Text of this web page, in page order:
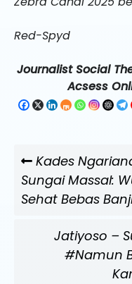
Red-Spyd
Journalist Social
Acsess
posPrevious
Post
Kades
Sungai Massal:
Sehat Bebas
Jatiyoso –
#Namun